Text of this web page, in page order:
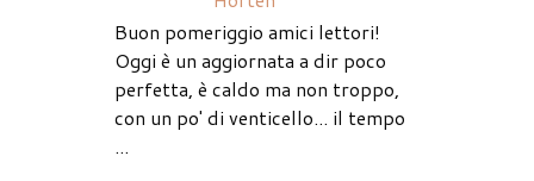
Buon pomeriggio amici lettori!
Oggi è un aggiornata a dir poco
perfetta, è caldo ma non troppo,
con un po' di venticello... il tempo
...